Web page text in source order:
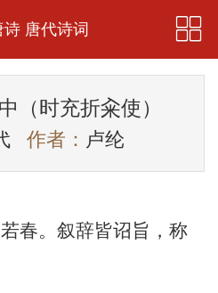
诗 唐代诗词
（时充折籴使）
作者： 卢纶
春。叙辞皆诏旨，称